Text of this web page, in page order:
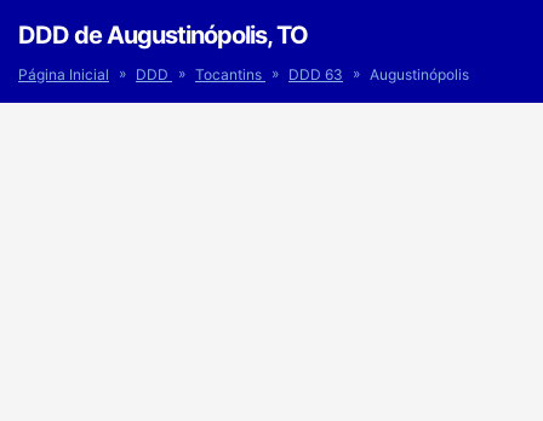
DDD de Augustinópolis, TO
Página Inicial » DDD » Tocantins » DDD 63 » Augustinópolis